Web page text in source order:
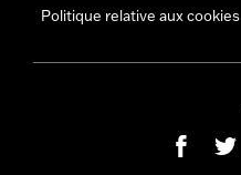
Politique relative aux cookies